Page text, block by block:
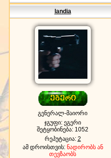
landia
გენერალ-მაიორი
ჯგუფი: ეგერი
შეტყობინება: 1052
რეპუტაცია: 2
ამ დროისთვის: ნადირობს ან
თევზაობს